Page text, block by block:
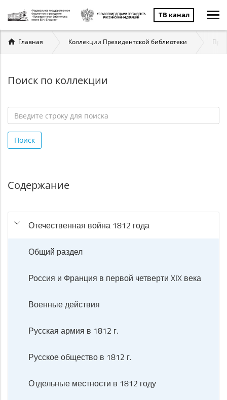
ТВ канал
Вы
здесь
Главная Коллекции Президентской библиотеки
Поиск по коллекции
строку
для
Поиск
Содержание
Отечественная война 1812 года
Общий раздел
Россия и Франция в первой четверти XIX века
Военные действия
Русская армия в 1812 г.
Русское общество в 1812 г.
Отдельные местности в 1812 году